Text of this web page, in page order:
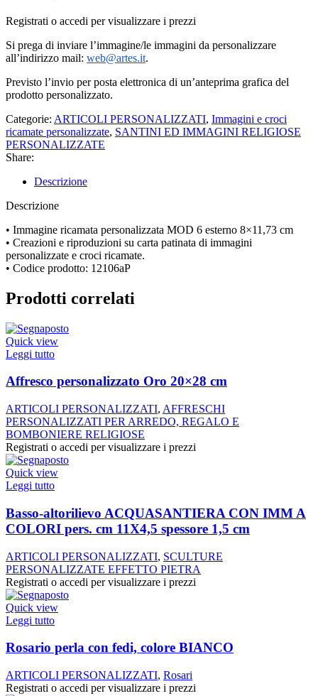
Registrati o accedi per visualizzare i prezzi
Si prega di inviare l’immagine/le immagini da personalizzare
all’indirizzo mail: web@artes.it.
Previsto l’invio per posta elettronica di un’anteprima grafica del
prodotto personalizzato.
Categorie: ARTICOLI PERSONALIZZATI, Immagini e croci
ricamate personalizzate, SANTINI ED IMMAGINI RELIGIOSE
PERSONALIZZATE
Share:
Descrizione
Descrizione
• Immagine ricamata personalizzata MOD 6 esterno 8×11,73 cm
• Creazioni e riproduzioni su carta patinata di immagini
personalizzate e croci ricamate.
• Codice prodotto: 12106aP
Prodotti correlati
Quick view
Leggi tutto
Affresco personalizzato Oro 20×28 cm
ARTICOLI PERSONALIZZATI, AFFRESCHI
PERSONALIZZATI PER ARREDO, REGALO E
BOMBONIERE RELIGIOSE
Registrati o accedi per visualizzare i prezzi
Quick view
Leggi tutto
Basso-altorilievo ACQUASANTIERA CON IMM A
COLORI pers. cm 11X4,5 spessore 1,5 cm
ARTICOLI PERSONALIZZATI, SCULTURE
PERSONALIZZATE EFFETTO PIETRA
Registrati o accedi per visualizzare i prezzi
Quick view
Leggi tutto
Rosario perla con fedi, colore BIANCO
ARTICOLI PERSONALIZZATI, Rosari
Registrati o accedi per visualizzare i prezzi